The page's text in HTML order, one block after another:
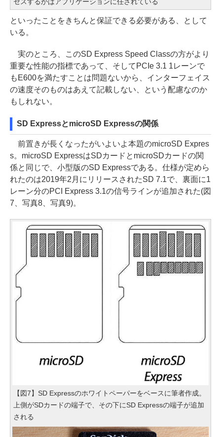
セスするかはアプリケーションに任されている
といったことをきちんと保証できる必要がある、として
いる。
実のところ、このSD Express Speed Classの方がより
重要な性能の指標であって、そしてPCIe 3.1 1レーンで
もE600を満たすことは問題ないから、インターフェイス
の速度そのものはあえて記載しない、という配慮なのか
もしれない。
SD ExpressとmicroSD Expressの関係
前置きが長くなったがいよいよ本題のmicroSD Expres
s。microSD ExpressはSDカードとmicroSDカードの関
係と同じで、小型版のSD Expressである。仕様が定めら
れたのは2019年2月にリリースされたSD 7.1で、裏面に1
レーン分のPCI Express 3.1の信号ラインが追加された(図
7、写真8、写真9)。
【図7】SD Expressのホワイトペーパーをベースに筆者作成。
上側がSDカードの端子で、その下にSD Expressの端子が追加
される